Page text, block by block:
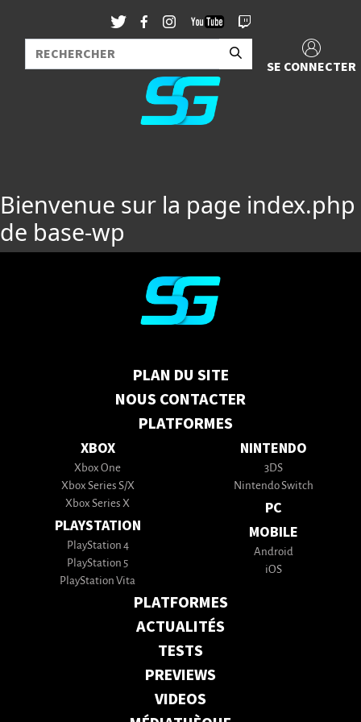
SE CONNECTER
Bienvenue sur la page index.php
de base-wp
PLAN DU SITE
NOUS CONTACTER
PLATFORMES
XBOX
Xbox One
Xbox Series S/X
Xbox Series X
PLAYSTATION
PlayStation 4
PlayStation 5
PlayStation Vita
NINTENDO
3DS
Nintendo Switch
PC
MOBILE
Android
iOS
PLATFORMES
ACTUALITÉS
TESTS
PREVIEWS
VIDEOS